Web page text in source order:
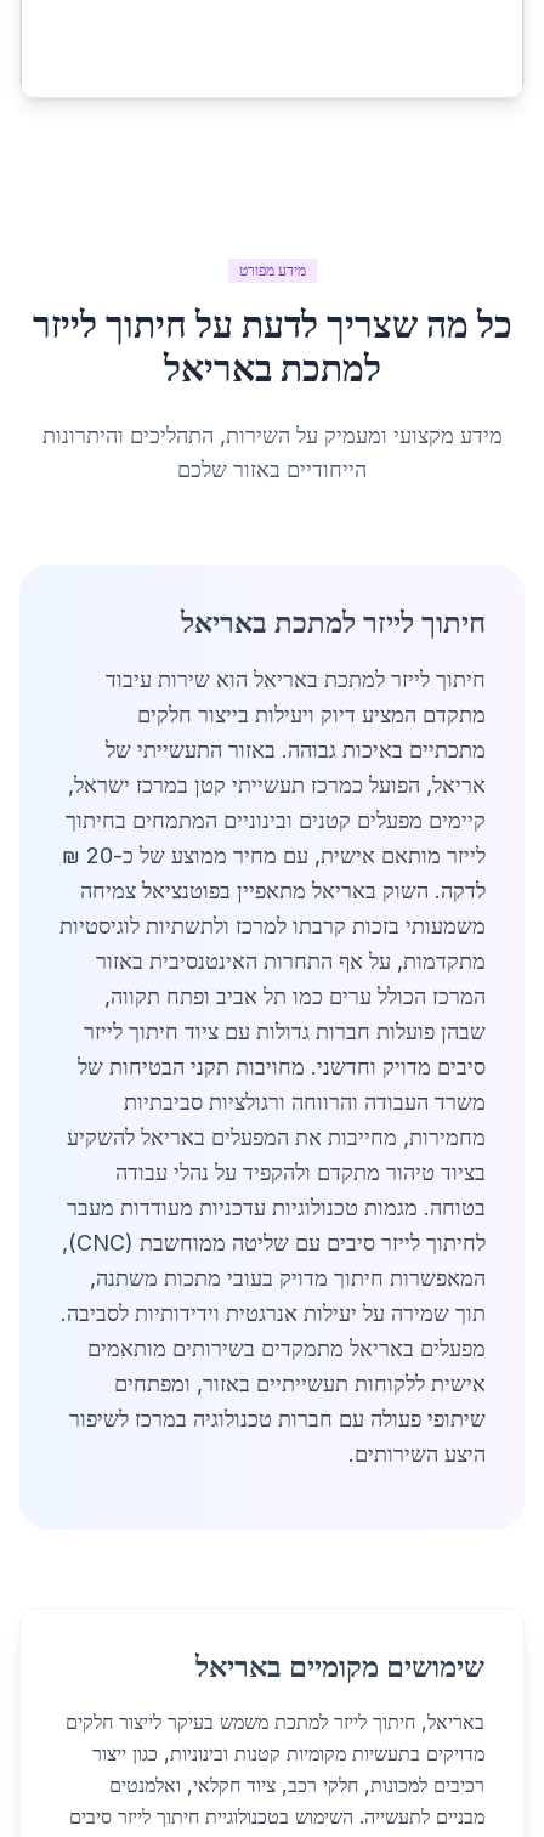
מידע מפורט
כל מה שצריך לדעת על חיתוך לייזר
למתכת באריאל
מידע מקצועי ומעמיק על השירות, התהליכים והיתרונות
הייחודיים באזור שלכם
חיתוך לייזר למתכת באריאל
חיתוך לייזר למתכת באריאל הוא שירות עיבוד
מתקדם המציע דיוק ויעילות בייצור חלקים
מתכתיים באיכות גבוהה. באזור התעשייתי של
אריאל, הפועל כמרכז תעשייתי קטן במרכז ישראל,
קיימים מפעלים קטנים ובינוניים המתמחים בחיתוך
לייזר מותאם אישית, עם מחיר ממוצע של כ-20 ₪
לדקה. השוק באריאל מתאפיין בפוטנציאל צמיחה
משמעותי בזכות קרבתו למרכז ולתשתיות לוגיסטיות
מתקדמות, על אף התחרות האינטנסיבית באזור
המרכז הכולל ערים כמו תל אביב ופתח תקווה,
שבהן פועלות חברות גדולות עם ציוד חיתוך לייזר
סיבים מדויק וחדשני. מחויבות תקני הבטיחות של
משרד העבודה והרווחה ורגולציות סביבתיות
מחמירות, מחייבות את המפעלים באריאל להשקיע
בציוד טיהור מתקדם ולהקפיד על נהלי עבודה
בטוחה. מגמות טכנולוגיות עדכניות מעודדות מעבר
לחיתוך לייזר סיבים עם שליטה ממוחשבת (CNC),
המאפשרות חיתוך מדויק בעובי מתכות משתנה,
תוך שמירה על יעילות אנרגטית וידידותיות לסביבה.
מפעלים באריאל מתמקדים בשירותים מותאמים
אישית ללקוחות תעשייתיים באזור, ומפתחים
שיתופי פעולה עם חברות טכנולוגיה במרכז לשיפור
היצע השירותים.
שימושים מקומיים באריאל
באריאל, חיתוך לייזר למתכת משמש בעיקר לייצור חלקים
מדויקים בתעשיות מקומיות קטנות ובינוניות, כגון ייצור
רכיבים למכונות, חלקי רכב, ציוד חקלאי, ואלמנטים
מבניים לתעשייה. השימוש בטכנולוגיית חיתוך לייזר סיבים